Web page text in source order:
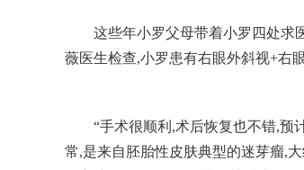
这些年小罗父母带着小罗四处求
薇医生检查,小罗患有右眼外斜视+右
“手术很顺利,术后恢复也不错,预
常,是来自胚胎性皮肤典型的迷芽瘤,